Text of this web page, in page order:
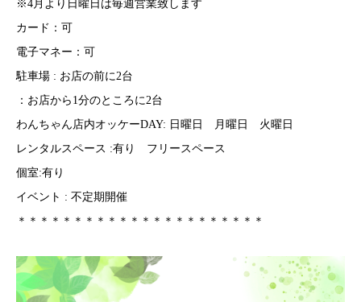
※4月より日曜日は毎週営業致します
カード：可
電子マネー：可
駐車場 : お店の前に2台
：お店から1分のところに2台
わんちゃん店内オッケーDAY: 日曜日 月曜日 火曜日
レンタルスペース :有り フリースペース
個室:有り
イベント : 不定期開催
＊＊＊＊＊＊＊＊＊＊＊＊＊＊＊＊＊＊＊＊＊＊